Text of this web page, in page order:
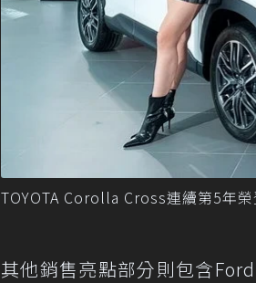
TOYOTA Corolla Cross連續第5年
其他銷售亮點部分則包含